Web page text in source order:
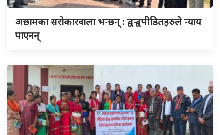
अछामका सरोकारवाला भन्छन् : द्वन्द्वपीडितहरुले न्याय
पाएनन्